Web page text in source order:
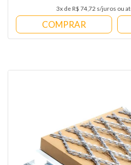
3x de R$ 74,72 s/juros ou
COMPRAR